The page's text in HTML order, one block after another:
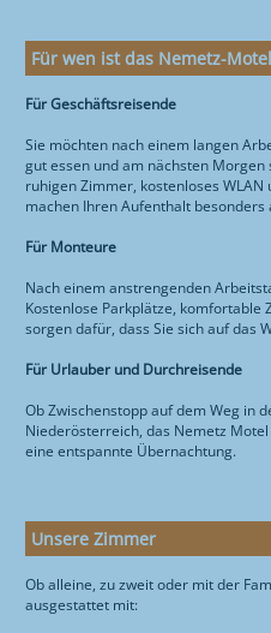
Für wen ist das Nemetz-
Für Geschäftsreisende
Sie möchten nach einem langen
gut essen und am nächsten
ruhigen Zimmer, kostenloses WLAN
machen Ihren Aufenthalt besonders
Für Monteure
Nach einem anstrengenden
Kostenlose Parkplätze, komfortable
sorgen dafür, dass Sie sich auf das
Für Urlauber und Durchreisende
Ob Zwischenstopp auf dem Weg in
Niederösterreich, das Nemetz
eine entspannte Übernachtung.
Unsere Zimmer
Ob alleine, zu zweit oder mit der
ausgestattet mit: